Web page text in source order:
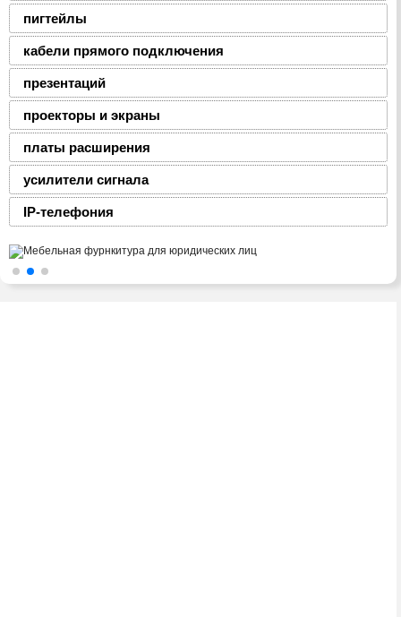
пигтейлы
кабели прямого подключения
презентаций
проекторы и экраны
платы расширения
усилители сигнала
IP-телефония